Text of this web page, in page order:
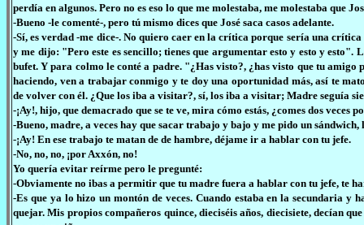
perdía en algunos. Pero no es eso lo que me molestaba, me molestaba que
-Bueno -le comenté-, pero tú mismo dices que José saca casos adelante.
-Sí, es verdad -me dice-. No quiero caer en la crítica porque sería una
y me dijo: "Pero este es sencillo; tienes que argumentar esto y esto y
bufet. Y para colmo le conté a padre. "¿Has visto?, ¿has visto que tu amigo
haciendo, ven a trabajar conmigo y te doy una oportunidad más, así te
de volver con él. ¿Que los iba a visitar?, sí, los iba a visitar; Madre seguía
-¡Ay!, hijo, que demacrado que se te ve, mira cómo estás, ¿comes dos veces
-Bueno, madre, a veces hay que sacar trabajo y bajo y me pido un sándwich,
-¡Ay! En ese trabajo te matan de de hambre, déjame ir a hablar con tu jefe.
-No, no, no, ¡por Axxón, no!
Yo quería evitar reírme pero le pregunté:
-Obviamente no ibas a permitir que tu madre fuera a hablar con tu jefe, te
-Es que ya lo hizo un montón de veces. Cuando estaba en la secundaria
quejar. Mis propios compañeros quince, dieciséis años, diecisiete, decían